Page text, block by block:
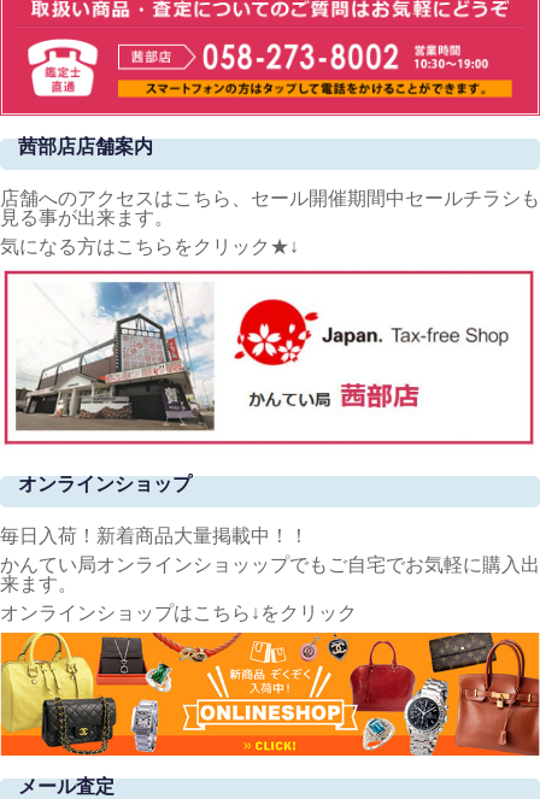
茜部店店舗案内
店舗へのアクセスはこちら、セール開催期間中セールチラシも
見る事が出来ます。
気になる方はこちらをクリック★↓
オンラインショップ
毎日入荷！新着商品大量掲載中！！
かんてい局オンラインショッップでもご自宅でお気軽に購入出
来ます。
オンラインショップはこちら↓をクリック
メール査定